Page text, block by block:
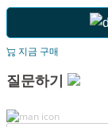
지금 구매
질문하기